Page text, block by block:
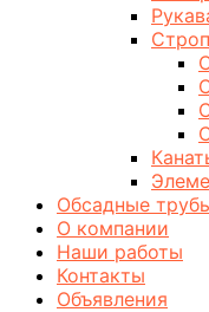
Обсадные
О компании
Наши работы
Контакты
Объявления